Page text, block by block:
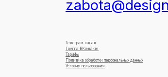
Телеграм-канал
Группа ВКонтакте
Тарифы
Политика обработки персональных данных
Условия пользования